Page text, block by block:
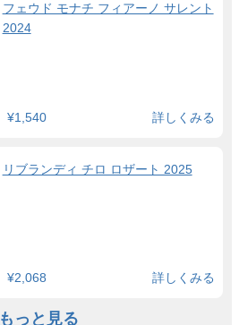
フェウド モナチ フィアーノ サレント
2024
¥1,540 詳しくみる
リブランディ チロ ロザート 2025
¥2,068 詳しくみる
もっと見る